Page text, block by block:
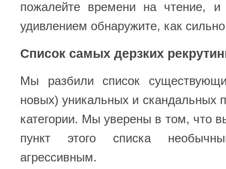
пожалейте времени на чтение,
удивлением обнаружите, как
Список самых дерзких
Мы разбили список
новых) уникальных и скандальных
категории. Мы уверены в том, что
пункт этого списка
агрессивным.